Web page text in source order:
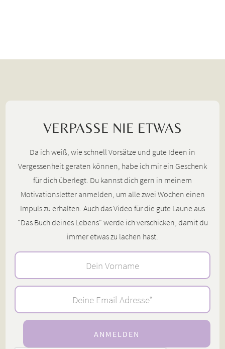
VERPASSE NIE ETWAS
Da ich weiß, wie schnell Vorsätze und gute Ideen in
Vergessenheit geraten können, habe ich mir ein Geschenk
für dich überlegt. Du kannst dich gern in meinem
Motivationsletter anmelden, um alle zwei Wochen einen
Impuls zu erhalten. Auch das Video für die gute Laune aus
"Das Buch deines Lebens" werde ich verschicken, damit du
immer etwas zu lachen hast.